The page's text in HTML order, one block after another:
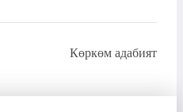
Көркөм адабият